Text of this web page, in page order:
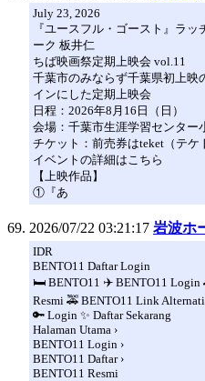
July 23, 2026
『ユースフル・ゴースト』ラ
ーク 板井仁
ちば映画祭定期上映会 vol.11
千葉市のみならず千葉県初上映
インにした定期上映会
日程：2026年8月16日（日）
会場：千葉市生涯学習センター
チケット：前売券はteket（テケ
イベントの詳細はこちら
【上映作品】
①『あ
2026/07/22 03:21:17 岩波ホ
IDR
BENTO11 Daftar Login
🛏️ BENTO11 ✈️ BENTO11 Login
Resmi 🚕 BENTO11 Link
🔑 Login ✨ Daftar Sekarang
Halaman Utama ›
BENTO11 Login ›
BENTO11 Daftar ›
BENTO11 Resmi